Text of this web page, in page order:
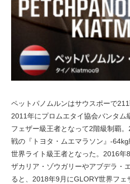
ペットパノムルンはサウスポーで
2011年にプロムエタイ協会バンタム
フェザー級王者となって2階級制覇
戦の『トヨタ・ムエマラソン』-
世界ライト級王者となった。2016年
ザカリア・ゾウガリーやアブデラ・
ると、2018年9月にGLORY世界フェ